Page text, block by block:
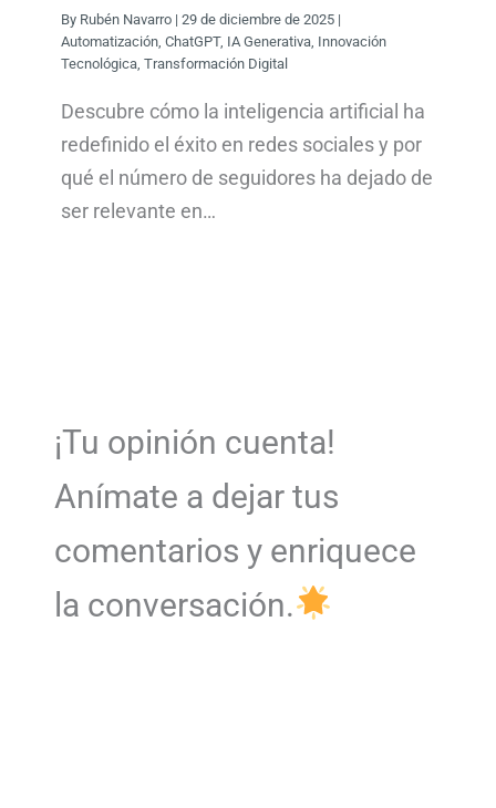
By Rubén Navarro |29 de diciembre de 2025 |
Automatización ,ChatGPT, IA Generativa Innovación
Tecnológica ,Transformación Digital
Descubre cómo la inteligencia artificial ha
redefinido el éxito en redes sociales y por
qué el número de seguidores ha dejado de
ser relevante en…
¡Tu opinión cuenta!
Anímate a dejar tus
comentarios y enriquece
la conversación.